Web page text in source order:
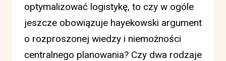
optymalizować logistykę, to czy w ogóle
jeszcze obowiązuje hayekowski argument
o rozproszonej wiedzy i niemożności
centralnego planowania? Czy dwa rodzaje